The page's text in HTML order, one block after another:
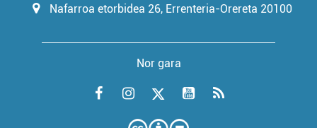
Nafarroa etorbidea 26, Errenteria-Orereta 20100
Nor gara